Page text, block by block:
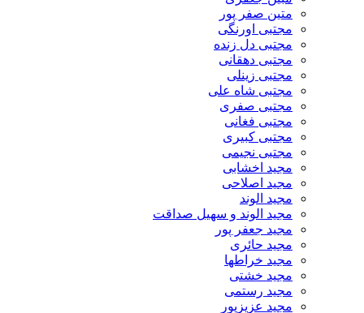
متین صفر پور
مجتبی اورنگی
مجتبی دل زنده
مجتبی دهقانی
مجتبی زینلی
مجتبی شاه علی
مجتبی صفری
مجتبی فغانی
مجتبی کبیری
مجتبی نجیمی
مجید اخشابی
مجید اصلاحی
مجید الوند‎
مجید الوند و سهیل صداقت
مجید جعفر پور
مجید حائری
مجید خراطها
مجید خشتی
مجید رستمی
مجید عزیزپور